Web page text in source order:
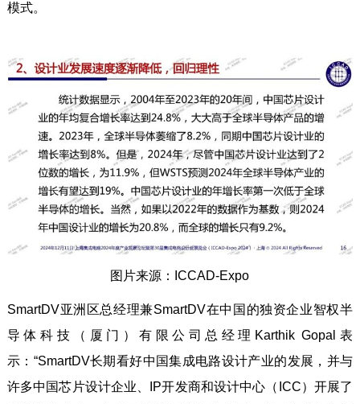
模式。
图片来源：ICCAD-Expo
SmartDV亚洲区总经理兼SmartDV在中国的独资企业智权半
导体科技（厦门）有限公司总经理Karthik Gopal表
示：“SmartDV长期看好中国集成电路设计产业的发展，并与
许多中国芯片设计企业、IP开发商和设计中心（ICC）开展了